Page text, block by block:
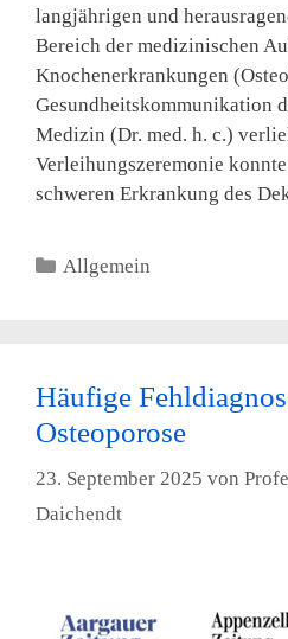
langjährigen und
Bereich der medizinischen
Knochenerkrankungen
Gesundheitskommunikation
Medizin (Dr. med. h. c.)
Verleihungszeremonie
schweren Erkrankung des
Kategorien
Allgemein
Häufige
Osteoporose
23. September 2025 von
Daichendt